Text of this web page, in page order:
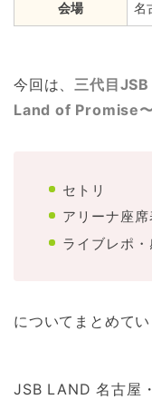
会場 名
今回は、 三代目
Land of Promise〜
セトリ
アリーナ座席
ライブレポ・
についてまとめてい
JSB LAND 名古屋